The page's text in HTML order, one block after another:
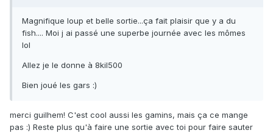
Magnifique loup et belle sortie...ça fait plaisir que y a du
fish.... Moi j ai passé une superbe journée avec les mômes
lol
Allez je le donne à 8kil500
Bien joué les gars :)
merci guilhem! C'est cool aussi les gamins, mais ça ce mange
pas :) Reste plus qu'à faire une sortie avec toi pour faire sauter